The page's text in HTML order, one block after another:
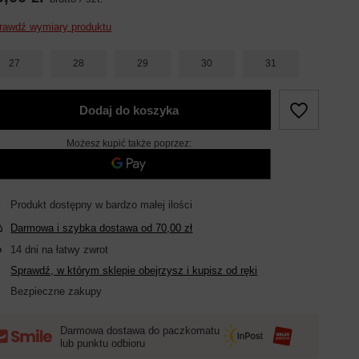
wymiary produktu
27 28 29 30 31
Dodaj do koszyka
Możesz kupić także poprzez:
Produkt dostępny w bardzo małej ilości
Darmowa i szybka dostawa od70,00 zł
14 dni na łatwy zwrot
Sprawdź, w którym sklepie obejrzysz i kupisz od ręki
Bezpieczne zakupy
Darmowa dostawa do paczkomatu
lub punktu odbioru